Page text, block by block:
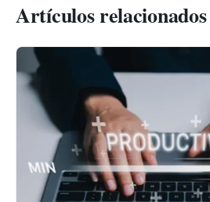
Artículos relacionados